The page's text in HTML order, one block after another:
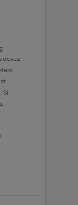
devez
Si